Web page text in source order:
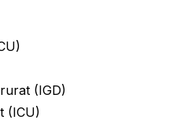
(IGD)
(ICU)